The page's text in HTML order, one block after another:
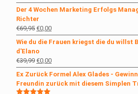
Preis
war:
€29,99
Preis
ist:
Der 4 Wochen Marketing Erfolgs
Richter
€69,95 Ursprünglicher
Preis
war:
€69,95
€0,00Aktueller
Preis
ist:
Wie du die Frauen kriegst die du willst
d'Elano
€39,99 Ursprünglicher
Preis
war:
€39,99
€0,00Aktueller
Preis
ist:
€0,00.
Ex Zurück Formel Alex Glades -
Freundin zurück mit diesem Simplen